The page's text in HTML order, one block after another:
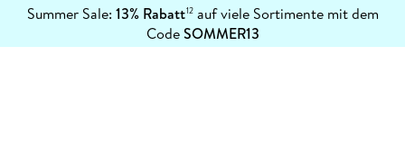
Summer Sale: 13% Rabatt12auf viele Sortimente mit dem
CodeSOMMER13
erfahren